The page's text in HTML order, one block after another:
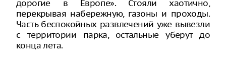
дорогие в Европе». Стояли хаотично,
перекрывая набережную, газоны и проходы.
Часть беспокойных развлечений уже вывезли
с территории парка, остальные уберут до
конца лета.